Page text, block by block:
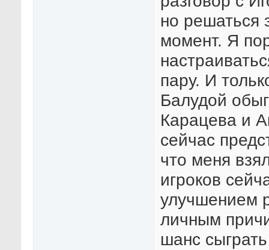
но решаться
момент. Я
пару. И
Балудой
Карацева и
сейчас
что меня
игроков
улучшением
личным
шанс